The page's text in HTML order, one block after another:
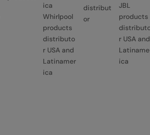
Whirlpool
products
distributo
r USA and
Latinamer
ica
JBL
products
r USA and
ica